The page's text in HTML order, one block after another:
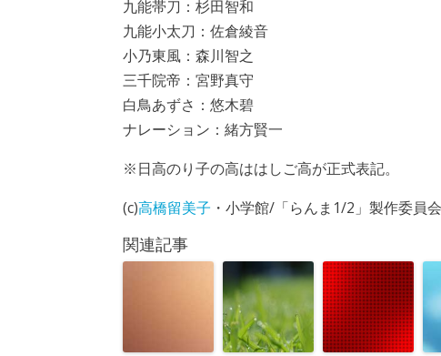
九能帯刀：杉田智和
九能小太刀：佐倉綾音
小乃東風：森川智之
三千院帝：宮野真守
白鳥あずさ：悠木碧
ナレーション：緒方賢一
※日高のり子の高ははしご高が正式表記。
(c)高橋留美子 ・小学館/「らんま1/2」製作委員会
関連記事